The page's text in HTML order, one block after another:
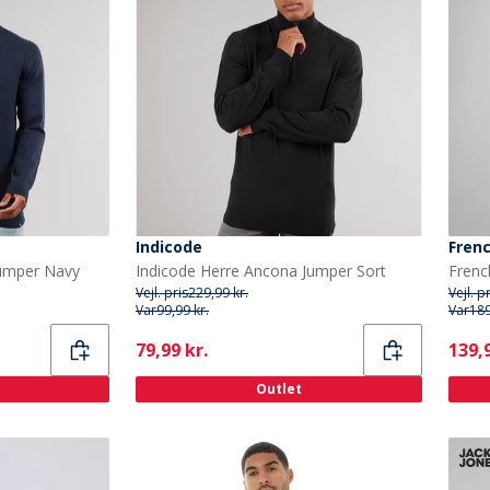
Navy
Indicode
Indicode Herre Ancona Jumper Sort
Vejl. pris229,99 kr.
Var99,99 kr.
Current
79,99 kr.
Outlet
Vejl.
Var